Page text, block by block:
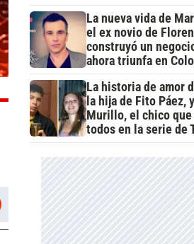
La nueva vida de
el ex novio de
construyó un
ahora triunfa en
La historia de amor
la hija de Fito Páez,
Murillo, el chico
todos en la serie de